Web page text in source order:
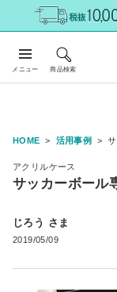
メニュー 商品検索
HOME 活用事例
アクリルケース
サッカーボール
じろう さま
2019/05/09